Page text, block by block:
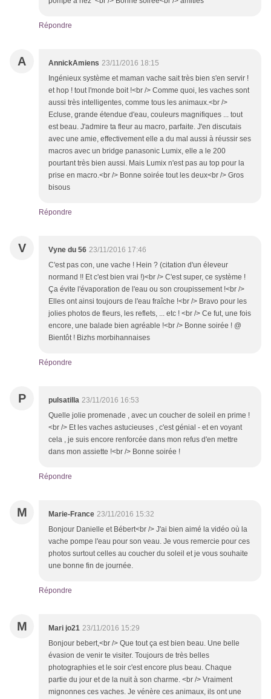
Répondre
A AnnickAmiens 23/11/2016 18:15
Ingénieux système et maman vache sait très bien s'en servir !
et hop ! tout l'monde boit !<br /> Comme quoi, les vaches sont
aussi très intelligentes, comme tous les animaux.<br />
Ecluse, grande étendue d'eau, couleurs magnifiques ... tout
est beau. J'admire ta fleur au macro, parfaite. J'en discutais
avec une amie, effectivement elle a du mal aussi à réussir ses
macros avec un bridge panasonic Lumix, elle a le 200
pourtant très bien aussi. Mais Lumix n'est pas au top pour la
prise en macro.<br /> Bonne soirée tout les deux<br /> Gros
bisous
Répondre
V Vyne du 56 23/11/2016 17:46
C'est pas con, une vache ! Hein ? (citation d'un éleveur
normand !! Et c'est bien vrai !)<br /> C'est super, ce système !
Ça évite l'évaporation de l'eau ou son croupissement !<br />
Elles ont ainsi toujours de l'eau fraîche !<br /> Bravo pour les
jolies photos de fleurs, les reflets, ... etc ! <br /> Ce fut, une fois
encore, une balade bien agréable !<br /> Bonne soirée ! @
Bientôt ! Bizhs morbihannaises
Répondre
P pulsatilla 23/11/2016 16:53
Quelle jolie promenade , avec un coucher de soleil en prime !
<br /> Et les vaches astucieuses , c'est génial - et en voyant
cela , je suis encore renforcée dans mon refus d'en mettre
dans mon assiette !<br /> Bonne soirée !
Répondre
M Marie-France 23/11/2016 15:32
Bonjour Danielle et Bébert<br /> J'ai bien aimé la vidéo où la
vache pompe l'eau pour son veau. Je vous remercie pour ces
photos surtout celles au coucher du soleil et je vous souhaite
une bonne fin de journée.
Répondre
M Mari jo21 23/11/2016 15:29
Bonjour bebert,<br /> Que tout ça est bien beau. Une belle
évasion de venir te visiter. Toujours de très belles
photographies et le soir c'est encore plus beau. Chaque
partie du jour et de la nuit à son charme. <br /> Vraiment
mignonnes ces vaches. Je vénère ces animaux, ils ont une